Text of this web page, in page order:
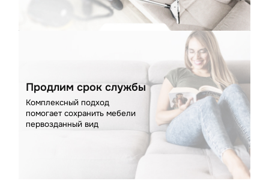
Продлим срок службы
Комплексный подход
помогает сохранить мебели
первозданный вид